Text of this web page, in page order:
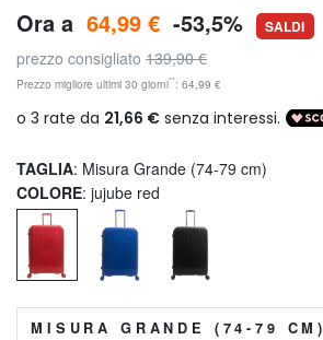
Ora a 64,99 € -53,5% SALDI
prezzo consigliato 139,90 €
Prezzo migliore ultimi 30 giorni**: 64,99 €
TAGLIA: Misura Grande (74-79 cm)
COLORE: jujube red
MISURA GRANDE (74-79 CM)